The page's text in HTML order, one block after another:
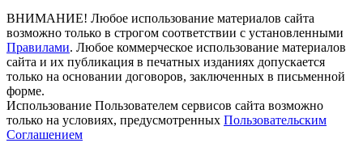
ВНИМАНИЕ! Любое использование материалов сайта
возможно только в строгом соответствии с установленными
Правилами. Любое коммерческое использование материалов
сайта и их публикация в печатных изданиях допускается
только на основании договоров, заключенных в письменной
форме.
Использование Пользователем сервисов сайта возможно
только на условиях, предусмотренных Пользовательским
Соглашением